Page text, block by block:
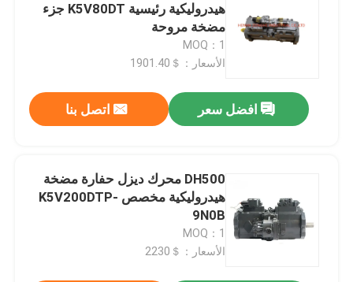
هيدروليكية رئيسية K5V80DT جزء
مضخة مروحة
MOQ：1
الأسعار：＄1901.40
افضل سعر اتصل بنا
DH500 محرك ديزل حفارة مضخة
هيدروليكية مخصص K5V200DTP-
9N0B
MOQ：1
الأسعار：＄2230